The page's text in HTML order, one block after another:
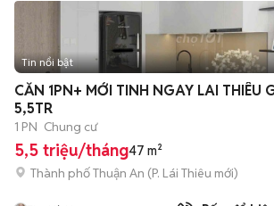
Tin nổi bật
CĂN 1PN+ MỚI TINH NGAY LAI THIÊU
5,5TR
1 PN Chung cư
5,5 triệu/tháng47 m²
Thành phố Thuận An (P. Lái Thiêu mới)